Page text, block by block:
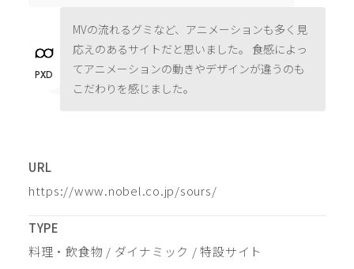
MVの流れるグミなど、アニメーションも多く見
応えのあるサイトだと思いました。 食感によっ
てアニメーションの動きやデザインが違うのも
こだわりを感じました。
PXD
URL
https://www.nobel.co.jp/sours/
TYPE
料理・飲食物 / ダイナミック / 特設サイト